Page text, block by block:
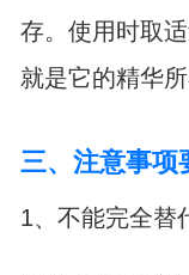
存。使用时取
就是它的精华所
三、注意事项
1、不能完全替